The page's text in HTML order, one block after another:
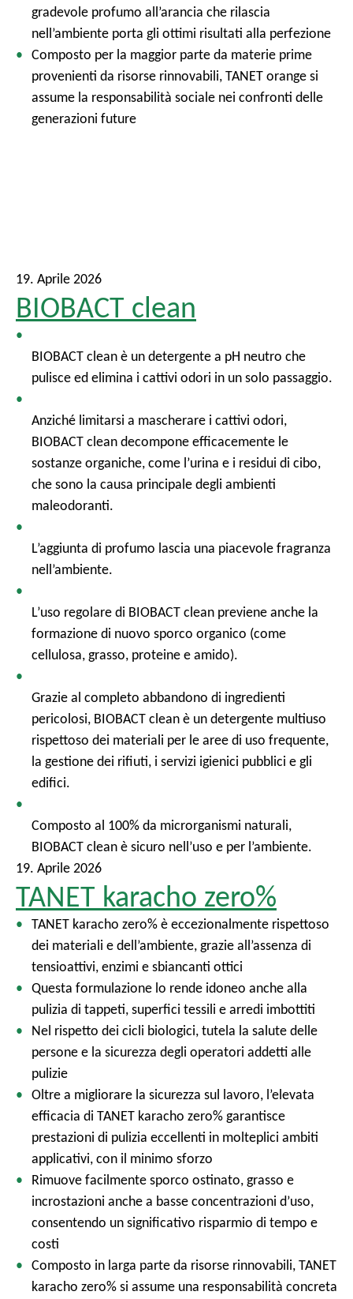
gradevole profumo all’arancia che rilascia
nell’ambiente porta gli ottimi risultati alla perfezione
Composto per la maggior parte da materie prime
provenienti da risorse rinnovabili, TANET orange si
assume la responsabilità sociale nei confronti delle
generazioni future
19. Aprile 2026
BIOBACT clean
BIOBACT clean è un detergente a pH neutro che
pulisce ed elimina i cattivi odori in un solo passaggio.
Anziché limitarsi a mascherare i cattivi odori,
BIOBACT clean decompone efficacemente le
sostanze organiche, come l’urina e i residui di cibo,
che sono la causa principale degli ambienti
maleodoranti.
L’aggiunta di profumo lascia una piacevole fragranza
nell’ambiente.
L’uso regolare di BIOBACT clean previene anche la
formazione di nuovo sporco organico (come
cellulosa, grasso, proteine e amido).
Grazie al completo abbandono di ingredienti
pericolosi, BIOBACT clean è un detergente multiuso
rispettoso dei materiali per le aree di uso frequente,
la gestione dei rifiuti, i servizi igienici pubblici e gli
edifici.
Composto al 100% da microrganismi naturali,
BIOBACT clean è sicuro nell’uso e per l’ambiente.
19. Aprile 2026
TANET karacho zero%
TANET karacho zero% è eccezionalmente rispettoso
dei materiali e dell’ambiente, grazie all’assenza di
tensioattivi, enzimi e sbiancanti ottici
Questa formulazione lo rende idoneo anche alla
pulizia di tappeti, superfici tessili e arredi imbottiti
Nel rispetto dei cicli biologici, tutela la salute delle
persone e la sicurezza degli operatori addetti alle
pulizie
Oltre a migliorare la sicurezza sul lavoro, l’elevata
efficacia di TANET karacho zero% garantisce
prestazioni di pulizia eccellenti in molteplici ambiti
applicativi, con il minimo sforzo
Rimuove facilmente sporco ostinato, grasso e
incrostazioni anche a basse concentrazioni d’uso,
consentendo un significativo risparmio di tempo e
costi
Composto in larga parte da risorse rinnovabili, TANET
karacho zero% si assume una responsabilità concreta